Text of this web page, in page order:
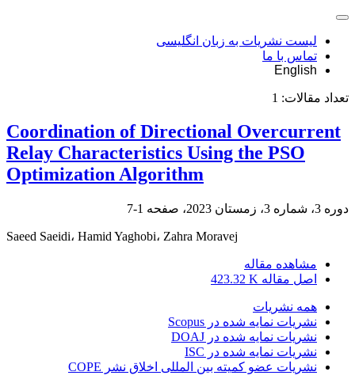
لیست نشریات به زبان انگلیسی
تماس با ما
English
تعداد مقالات: 1
Coordination of Directional Overcurrent
Relay Characteristics Using the PSO
Optimization Algorithm
دوره 3، شماره 3، زمستان 2023، صفحه 1-7
Saeed Saeidi، Hamid Yaghobi، Zahra Moravej
مشاهده مقاله
اصل مقاله 423.32 K
همه نشریات
نشریات نمایه شده در Scopus
نشریات نمایه شده در DOAJ
نشریات نمایه شده در ISC
نشریات عضو کمیته بین المللی اخلاق نشر COPE